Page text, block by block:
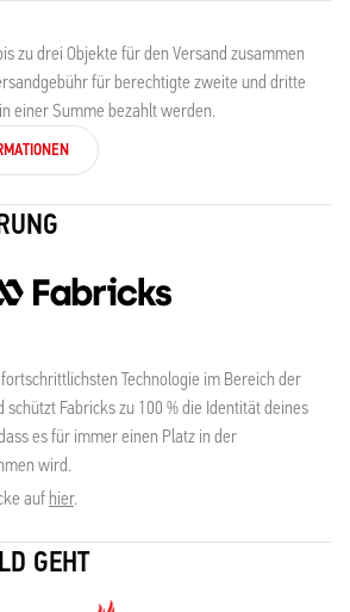
zu drei Objekte für den Versand zusammen
für berechtigte zweite und dritte
einer Summe bezahlt werden.
Technologie im Bereich der
Fabricks zu 100 % die Identität deines
es für immer einen Platz in der
wird.
aufhier.
GEHT